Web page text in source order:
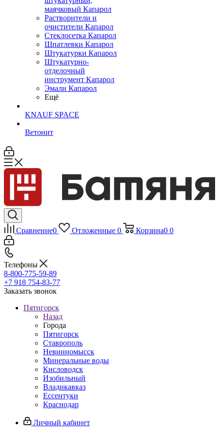
маячковый Капарол
Растворители и
очистители Капарол
Cтеклосетка Капарол
Шпатлевки Капарол
Штукатурки Капарол
Штукатурно-
отделочный
инструмент Капарол
Эмали Капарол
Ещё
KNAUF SPACE
Ветонит
Сравнение0 Отложенные 0 Корзина0 0
Телефоны
8-800-775-59-89
+7 918 754-83-77
Заказать звонок
Пятигорск
Назад
Города
Пятигорск
Ставрополь
Невинномысск
Минеральные воды
Кисловодск
Изобильный
Владикавказ
Ессентуки
Краснодар
Личный кабинет